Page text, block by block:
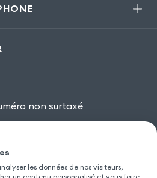
non surtaxé
les données de nos visiteurs,